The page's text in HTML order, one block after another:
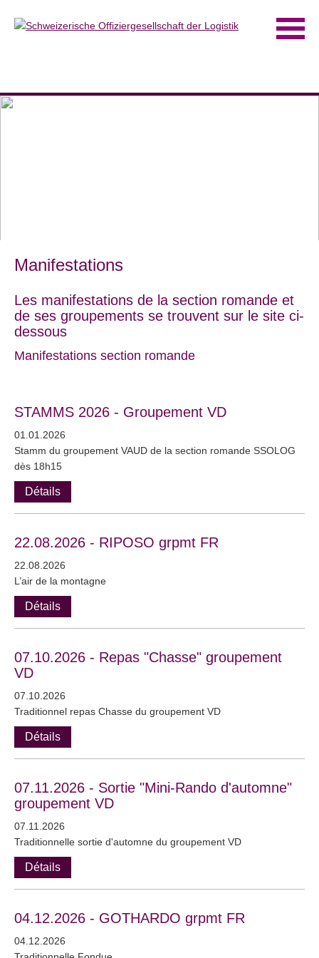
Manifestations
Les manifestations de la section romande et
de ses groupements se trouvent sur le site ci-
dessous
Manifestations section romande
STAMMS 2026 - Groupement VD
01.01.2026
Stamm du groupement VAUD de la section romande SSOLOG
dès 18h15
Détails
22.08.2026 - RIPOSO grpmt FR
22.08.2026
L’air de la montagne
Détails
07.10.2026 - Repas "Chasse" groupement
VD
07.10.2026
Traditionnel repas Chasse du groupement VD
Détails
07.11.2026 - Sortie "Mini-Rando d'automne"
groupement VD
07.11.2026
Traditionnelle sortie d'automne du groupement VD
Détails
04.12.2026 - GOTHARDO grpmt FR
04.12.2026